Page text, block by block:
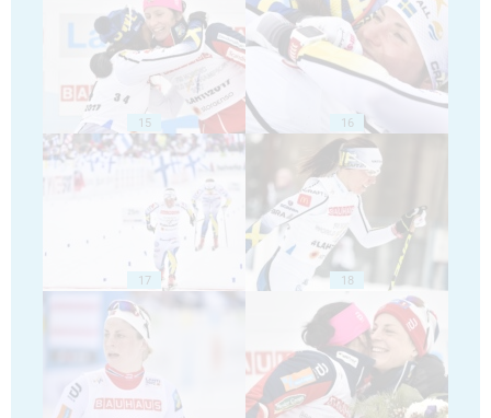
15 16
17 18